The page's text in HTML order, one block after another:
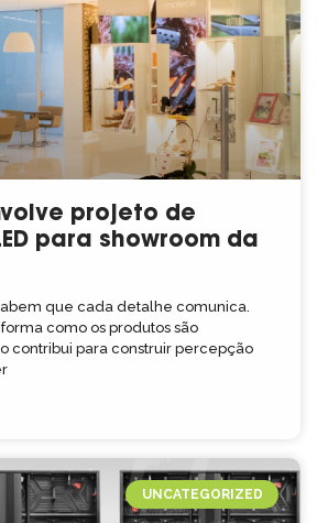
projeto de
para showroom da
que cada detalhe comunica.
como os produtos são
contribui para construir percepção
UNCATEGORIZED